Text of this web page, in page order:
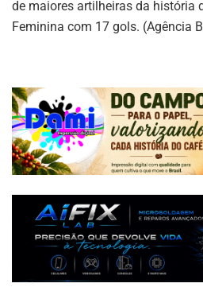
de maiores artilheiras da história
Feminina com 17 gols. (Agência